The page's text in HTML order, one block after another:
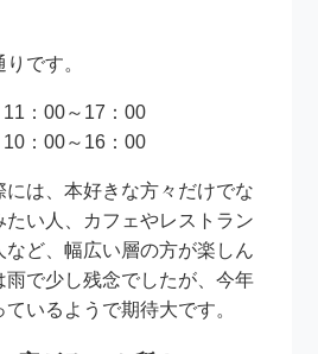
です。
：00～17：00
：00～16：00
は、本好きな方々だけでな
たい人、カフェやレストラン
など、幅広い層の方が楽しん
雨で少し残念でしたが、今年
いるようで期待大です。